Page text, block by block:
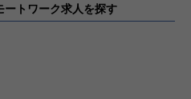
ートワーク求人を探す